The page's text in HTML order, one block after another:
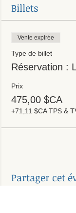
Billets
Vente expirée
Type de billet
Réservation :
Prix
475,00 $CA
+71,11 $CA TPS &
Partager cet